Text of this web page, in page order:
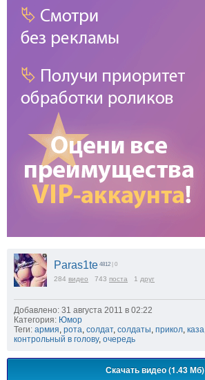
Paras1te 4812 | 0
284 видео 743 поста 1 друг
Добавлено: 31 августа 2011 в 02:22
Категория: Юмор
Теги: армия рота солдат, солдаты прикол каза
контрольный в голову, очередь
Скачать видео (1.43 Мб)